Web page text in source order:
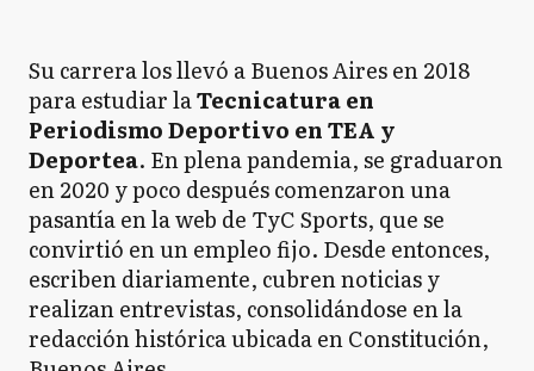
Su carrera los llevó a Buenos Aires en 2018
para estudiar laTecnicatura en
Periodismo Deportivo en TEA y
Deportea. En plena pandemia, se graduaron
en 2020 y poco después comenzaron una
pasantía en la web de TyC Sports, que se
convirtió en un empleo fijo. Desde entonces,
escriben diariamente, cubren noticias y
realizan entrevistas, consolidándose en la
redacción histórica ubicada en Constitución,